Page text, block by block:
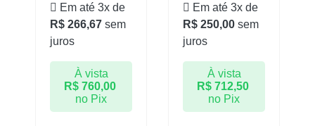
À vista
R$760,00
no Pix
Em até 3x de
R$ 266,67 sem
juros
À vista
R$712,50
no Pix
Em até 3x de
R$ 250,00 sem
juros